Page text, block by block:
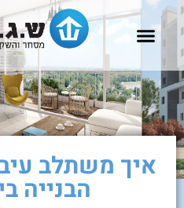
איך משתלב
הבנייה